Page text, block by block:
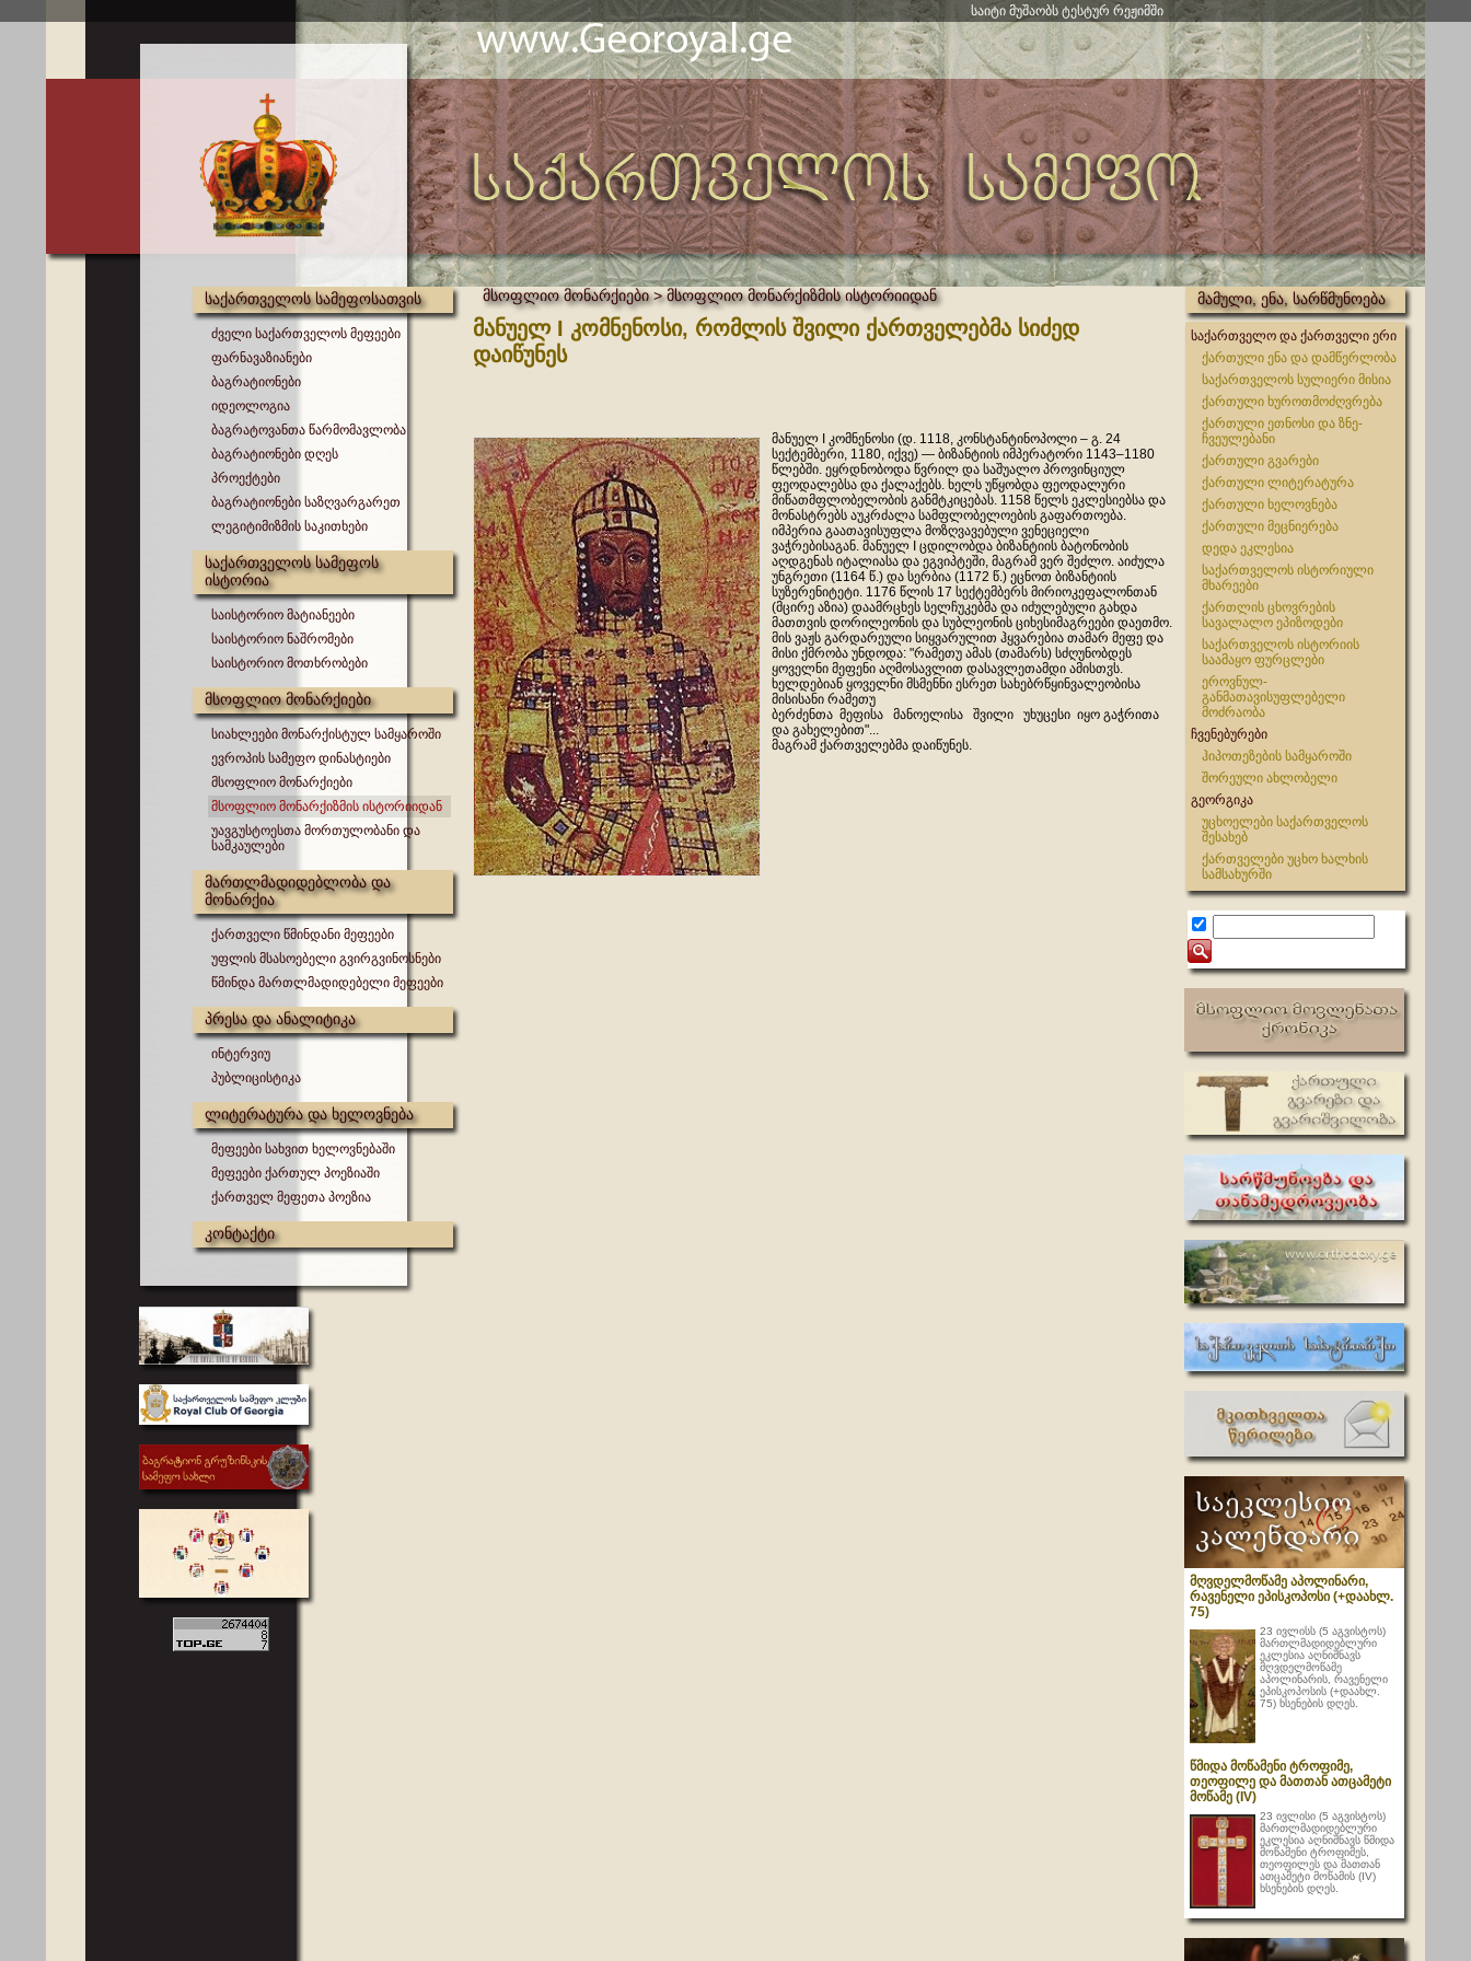
საიტი მუშაობს ტესტურ რეჟიმში
საქართველოს სამეფოსათვის
ძველი საქართველოს მეფეები
ფარნავაზიანები
ბაგრატიონები
იდეოლოგია
ბაგრატოვანთა წარმომავლობა
ბაგრატიონები დღეს
პროექტები
ბაგრატიონები საზღვარგარეთ
ლეგიტიმიზმის საკითხები
საქართველოს სამეფოს
ისტორია
საისტორიო მატიანეები
საისტორიო ნაშრომები
საისტორიო მოთხრობები
მსოფლიო მონარქიები
სიახლეები მონარქისტულ სამყაროში
ევროპის სამეფო დინასტიები
მსოფლიო მონარქიები
მსოფლიო მონარქიზმის ისტორიიდან
უავგუსტოესთა მორთულობანი და
სამკაულები
მართლმადიდებლობა და
მონარქია
ქართველი წმინდანი მეფეები
უფლის მსასოებელი გვირგვინოსნები
წმინდა მართლმადიდებელი მეფეები
პრესა და ანალიტიკა
ინტერვიუ
პუბლიცისტიკა
ლიტერატურა და ხელოვნება
მეფეები სახვით ხელოვნებაში
მეფეები ქართულ პოეზიაში
ქართველ მეფეთა პოეზია
კონტაქტი
მსოფლიო მონარქიები > მსოფლიო მონარქიზმის ისტორიიდან
მანუელ I კომნენოსი, რომლის შვილი ქართველებმა სიძედ
დაიწუნეს
მანუელ I კომნენოსი (დ. 1118, კონსტანტინოპოლი – გ. 24
სექტემბერი, 1180, იქვე) — ბიზანტიის იმპერატორი 1143–1180
წლებში. ეყრდნობოდა წვრილ და საშუალო პროვინციულ
ფეოდალებსა და ქალაქებს. ხელს უწყობდა ფეოდალური
მიწათმფლობელობის განმტკიცებას. 1158 წელს ეკლესიებსა და
მონასტრებს აუკრძალა სამფლობელოების გაფართოება.
იმპერია გაათავისუფლა მოზღვავებული ვენეციელი
ვაჭრებისაგან. მანუელ I ცდილობდა ბიზანტიის ბატონობის
აღდგენას იტალიასა და ეგვიპტეში, მაგრამ ვერ შეძლო. აიძულა
უნგრეთი (1164 წ.) და სერბია (1172 წ.) ეცნოთ ბიზანტიის
სუზერენიტეტი. 1176 წლის 17 სექტემბერს მირიოკეფალონთან
(მცირე აზია) დაამრცხეს სელჩუკებმა და იძულებული გახდა
მათთვის დორილეონის და სუბლეონის ციხესიმაგრეები დაეთმო.
მის ვაჟს გარდარეული სიყვარულით ჰყვარებია თამარ მეფე და
მისი ქმრობა უნდოდა: "რამეთუ ამას (თამარს) სძღუნობდეს
ყოველნი მეფენი აღმოსავლით დასავლეთამდი ამისთჳს.
ხელდებიან ყოველნი მსმენნი ესრეთ სახებრწყინვალეობისა
მისისანი რამეთუ
ბერძენთა მეფისა მანოელისა შვილი უხუცესი იყო გაჭრითა
და გახელებით"...
მაგრამ ქართველებმა დაიწუნეს.
მამული, ენა, სარწმუნოება
საქართველო და ქართველი ერი
ქართული ენა და დამწერლობა
საქართველოს სულიერი მისია
ქართული ხუროთმოძღვრება
ქართული ეთნოსი და ზნე-
ჩვეულებანი
ქართული გვარები
ქართული ლიტერატურა
ქართული ხელოვნება
ქართული მეცნიერება
დედა ეკლესია
საქართველოს ისტორიული
მხარეები
ქართლის ცხოვრების
სავალალო ეპიზოდები
საქართველოს ისტორიის
საამაყო ფურცლები
ეროვნულ-
განმათავისუფლებელი
მოძრაობა
ჩვენებურები
ჰიპოთეზების სამყაროში
შორეული ახლობელი
გეორგიკა
უცხოელები საქართველოს
შესახებ
ქართველები უცხო ხალხის
სამსახურში
მღვდელმოწამე აპოლინარი,
რავენელი ეპისკოპოსი (+დაახლ.
75)
23 ივლისს (5 აგვისტოს)
მართლმადიდებლური
ეკლესია აღნიშნავს
მღვდელმოწამე
აპოლინარის, რავენელი
ეპისკოპოსის (+დაახლ.
75) ხსენების დღეს.
წმიდა მოწამენი ტროფიმე,
თეოფილე და მათთან ათცამეტი
მოწამე (IV)
23 ივლისი (5 აგვისტოს)
მართლმადიდებლური
ეკლესია აღნიშნავს წმიდა
მოწამენი ტროფიმეს,
თეოფილეს და მათთან
ათცამეტი მოწამის (IV)
ხსენების დღეს.